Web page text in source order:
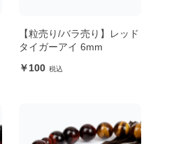
【粒売り/バラ売り】レッド
タイガーアイ 6mm
100